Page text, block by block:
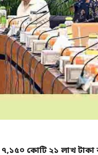
৭,১৫০ কোটি ২১ লাখ টাকা